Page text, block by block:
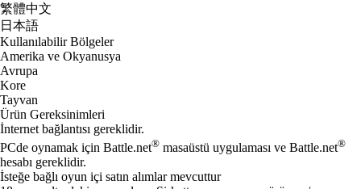
繁體中文
日本語
Kullanılabilir Bölgeler
Amerika ve Okyanusya
Avrupa
Kore
Tayvan
Ürün Gereksinimleri
İnternet bağlantısı gereklidir.
PCde oynamak için Battle.net® masaüstü uygulaması ve Battle.net®
hesabı gereklidir.
İsteğe bağlı oyun içi satın alımlar mevcuttur